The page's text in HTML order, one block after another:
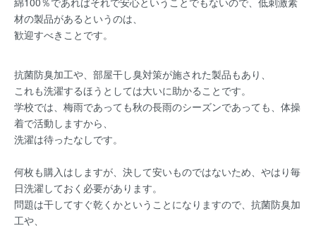
材の製品があるというのは、
歓迎すべきことです。
抗菌防臭加工や、部屋干し臭対策が施された製品もあり、
これも洗濯するほうとしては大いに助かることです。
学校では、梅雨であっても秋の長雨のシーズンであっても、体操
着で活動しますから、
洗濯は待ったなしです。
何枚も購入はしますが、決して安いものではないため、やはり毎
日洗濯しておく必要があります。
問題は干してすぐ乾くかということになりますので、抗菌防臭加
工や、